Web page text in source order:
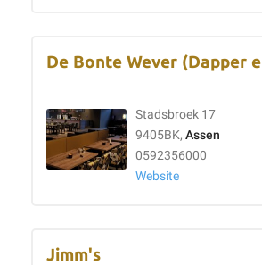
De Bonte Wever (Dapper
Stadsbroek 17
9405BK, Assen
0592356000
Website
Jimm's